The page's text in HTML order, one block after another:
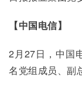
【中国电信】
2月27日，中国
名党组成员、副